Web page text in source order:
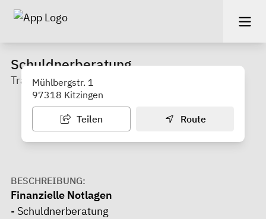
Schuldnerberatung
Träger: Diakonisches Werk Kitzingen e.V.
Mühlbergstr. 1
97318 Kitzingen
Teilen Route
BESCHREIBUNG:
Finanzielle Notlagen
- Schuldnerberatung